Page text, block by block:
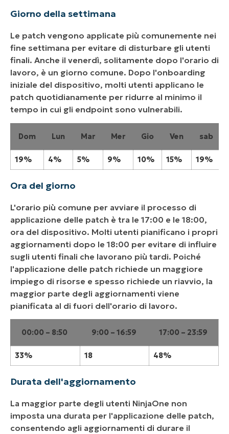
Giorno della settimana
Le patch vengono applicate più comunemente nei
fine settimana per evitare di disturbare gli utenti
finali. Anche il venerdì, solitamente dopo l'orario di
lavoro, è un giorno comune. Dopo l'onboarding
iniziale del dispositivo, molti utenti applicano le
patch quotidianamente per ridurre al minimo il
tempo in cui gli endpoint sono vulnerabili.
Dom Lun Mar Mer Gio Ven sab
19% 4% 5% 9% 10% 15% 19%
Ora del giorno
L'orario più comune per avviare il processo di
applicazione delle patch è tra le 17:00 e le 18:00,
ora del dispositivo. Molti utenti pianificano i propri
aggiornamenti dopo le 18:00 per evitare di influire
sugli utenti finali che lavorano più tardi. Poiché
l'applicazione delle patch richiede un maggiore
impiego di risorse e spesso richiede un riavvio, la
maggior parte degli aggiornamenti viene
pianificata al di fuori dell'orario di lavoro.
00:00 – 8:50 9:00 – 16:59 17:00 – 23:59
33% 18 48%
Durata dell'aggiornamento
La maggior parte degli utenti NinjaOne non
imposta una durata per l'applicazione delle patch,
consentendo agli aggiornamenti di durare il